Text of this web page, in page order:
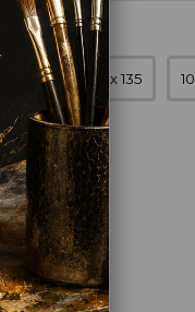
x 120 90 x 135